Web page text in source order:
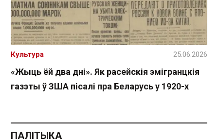
«Жыць ёй два дні». Як расейскія эмігранцкія
газэты ў ЗША пісалі пра Беларусь у 1920-х
Культура 25.06.2026
ПАЛІТЫКА